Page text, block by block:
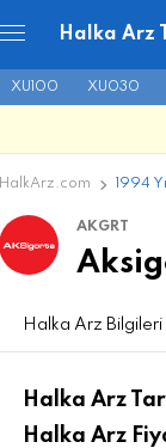
Halka Arz
XU100 XU030
HalkArz.com 1994
AKGRT
Halka Arz Bilgileri
Halka Arz
Halka Arz